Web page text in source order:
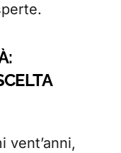
vent’anni,